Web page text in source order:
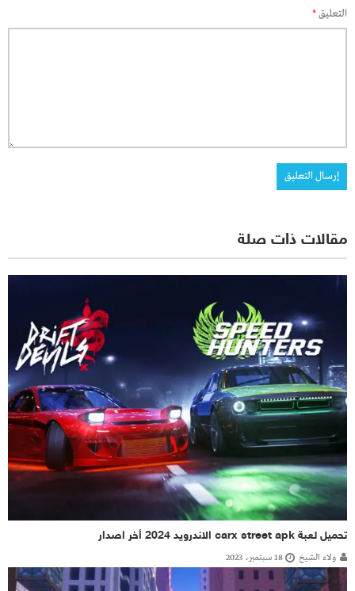
التعليق*
مقالات ذات صلة
تحميل لعبة carx street apk الاندرويد 2024 أخر اصدار
ولاء الشيخ 18 سبتمبر، 2023